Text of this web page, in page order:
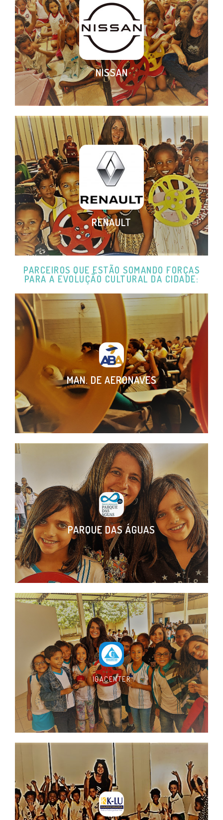
NISSAN
RENAULT
PARCEIROS QUE ESTÃO SOMANDO FORÇAS
PARA A EVOLUÇÃO CULTURAL DA CIDADE:
MAN. DE AERONAVES
PARQUE DAS ÁGUAS
IGACENTER